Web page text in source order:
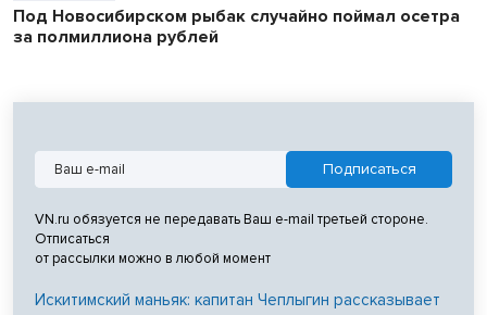
Под Новосибирском рыбак случайно поймал осетра
за полмиллиона рублей
VN.ru обязуется не передавать Ваш e-mail третьей стороне.
Отписаться
от рассылки можно в любой момент
Искитимский маньяк: капитан Чеплыгин рассказывает